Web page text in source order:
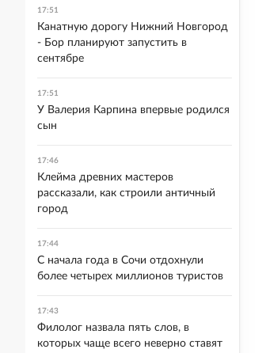
17:51
Канатную дорогу Нижний Новгород
- Бор планируют запустить в
сентябре
17:51
У Валерия Карпина впервые родился
сын
17:46
Клейма древних мастеров
рассказали, как строили античный
город
17:44
С начала года в Сочи отдохнули
более четырех миллионов туристов
17:43
Филолог назвала пять слов, в
которых чаще всего неверно ставят